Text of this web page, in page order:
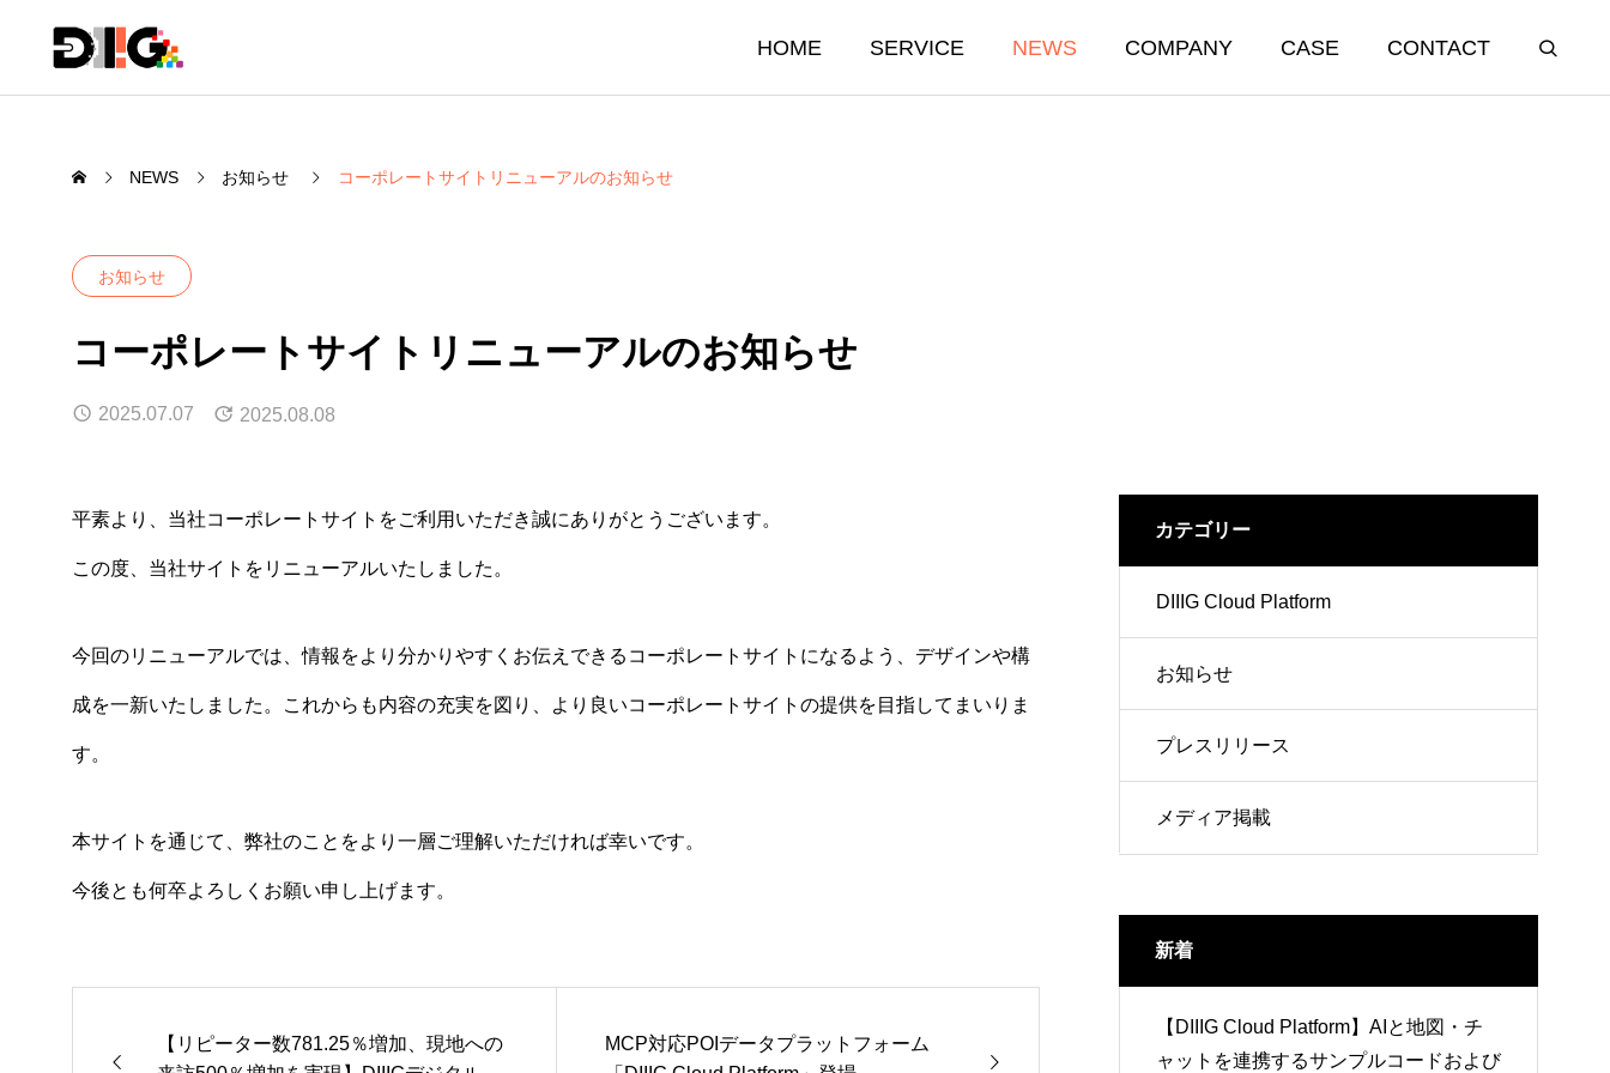
HOME SERVICE NEWS COMPANY CASE CONTACT
NEWS お知らせ コーポレートサイトリニューアルのお知らせ
お知らせ
コーポレートサイトリニューアルのお知らせ
2025.07.07 2025.08.08
平素より、当社コーポレートサイトをご利用いただき誠にありがとうございます。
この度、当社サイトをリニューアルいたしました。
今回のリニューアルでは、情報をより分かりやすくお伝えできるコーポレートサイトになるよう、デザインや構
成を一新いたしました。これからも内容の充実を図り、より良いコーポレートサイトの提供を目指してまいりま
す。
本サイトを通じて、弊社のことをより一層ご理解いただければ幸いです。
今後とも何卒よろしくお願い申し上げます。
【リピーター数781.25％増加、現地への
MCP対応POIデータプラットフォーム
カテゴリー
DIIIG Cloud Platform
お知らせ
プレスリリース
メディア掲載
新着
【DIIIG Cloud Platform】AIと地図・チ
ャットを連携するサンプルコードおよび